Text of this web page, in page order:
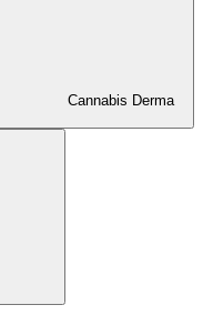
Cannabis Derma